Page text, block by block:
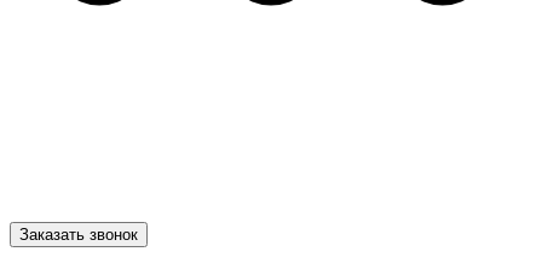
Заказать звонок